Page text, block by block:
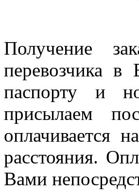
Получение
перевозчика
паспорту и
присылаем
оплачивается
расстояния.
Вами